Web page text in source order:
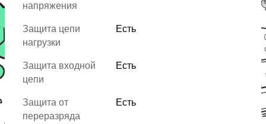
напряжения
Защита цепи
нагрузки
Есть
Защита входной
цепи
Есть
Защита от
переразряда
Есть